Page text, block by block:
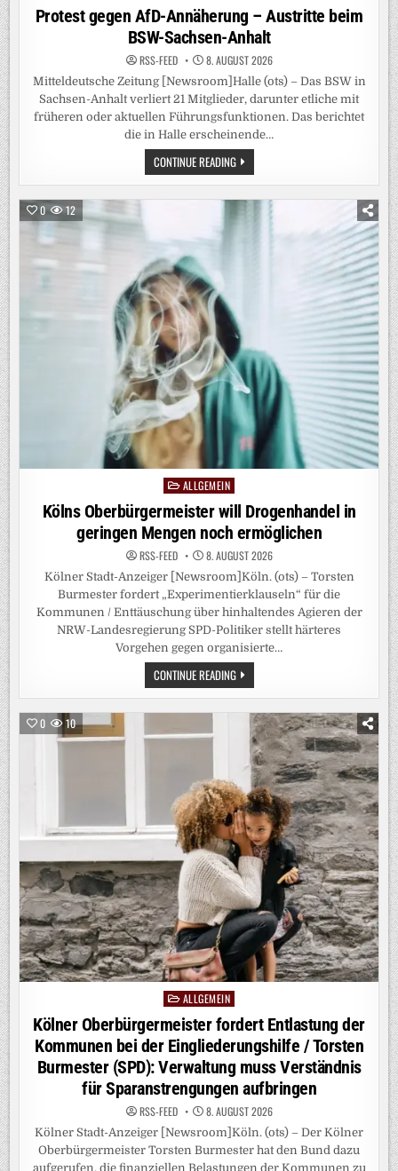
in
Protest gegen AfD-Annäherung – Austritte beim
BSW-Sachsen-Anhalt
RSS-FEED 8. AUGUST 2026
Mitteldeutsche Zeitung [Newsroom]Halle (ots) – Das BSW in
Sachsen-Anhalt verliert 21 Mitglieder, darunter etliche mit
früheren oder aktuellen Führungsfunktionen. Das berichtet
die in Halle erscheinende…
CONTINUE READINGPROTEST
GEGEN
AFD-
ANNÄHERUNG
–
AUSTRITTE
BEIM
0 12
PostedALLGEMEIN
Kölns Oberbürgermeister will Drogenhandel in
geringen Mengen noch ermöglichen
RSS-FEED 8. AUGUST 2026
Kölner Stadt-Anzeiger [Newsroom]Köln. (ots) – Torsten
Burmester fordert „Experimentierklauseln“ für die
Kommunen / Enttäuschung über hinhaltendes Agieren der
NRW-Landesregierung SPD-Politiker stellt härteres
Vorgehen gegen organisierte…
CONTINUE READINGKÖLNS
OBERBÜRGERMEISTER
WILL
DROGENHANDEL
GERINGEN
MENGEN
NOCH
ERMÖGLICHEN
0 10
PostedALLGEMEIN
Kölner Oberbürgermeister fordert Entlastung der
Kommunen bei der Eingliederungshilfe / Torsten
Burmester (SPD): Verwaltung muss Verständnis
für Sparanstrengungen aufbringen
RSS-FEED 8. AUGUST 2026
Kölner Stadt-Anzeiger [Newsroom]Köln. (ots) – Der Kölner
Oberbürgermeister Torsten Burmester hat den Bund dazu
aufgerufen, die finanziellen Belastungen der Kommunen zu